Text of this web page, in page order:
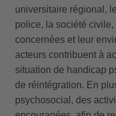
universitaire régional,
police, la société
concernées et leur
acteurs contribuent à
situation de handicap
de réintégration. En
psychosocial, des